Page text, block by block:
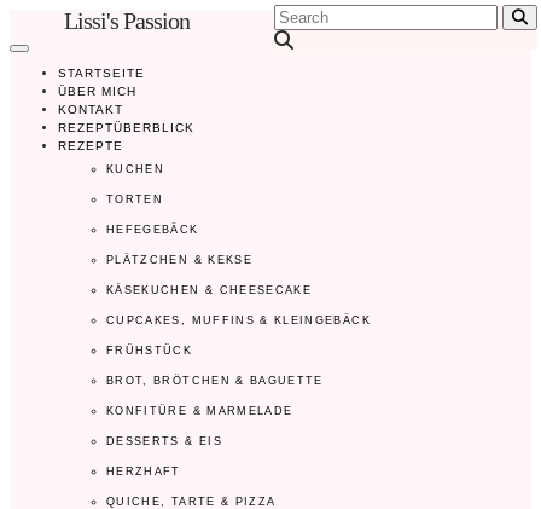
Lissi's Passion
STARTSEITE
ÜBER MICH
KONTAKT
REZEPTÜBERBLICK
REZEPTE
KUCHEN
TORTEN
HEFEGEBÄCK
PLÄTZCHEN & KEKSE
KÄSEKUCHEN & CHEESECAKE
CUPCAKES, MUFFINS & KLEINGEBÄCK
FRÜHSTÜCK
BROT, BRÖTCHEN & BAGUETTE
KONFITÜRE & MARMELADE
DESSERTS & EIS
HERZHAFT
QUICHE, TARTE & PIZZA